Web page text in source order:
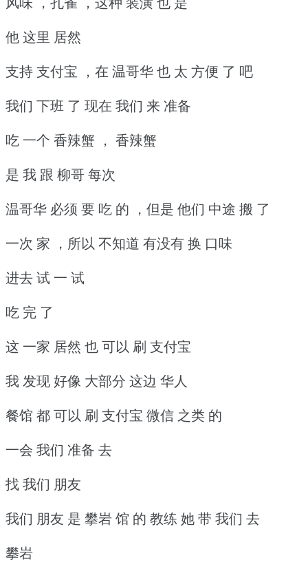
他 这里 居然
支持 支付宝 ，在 温哥华 也 太 方便 了 吧
我们 下班 了 现在 我们 来 准备
吃 一个 香辣蟹 ， 香辣蟹
是 我 跟 柳哥 每次
温哥华 必须 要 吃 的 ，但是 他们 中途 搬 了
一次 家 ，所以 不知道 有没有 换 口味
进去 试 一 试
吃 完 了
这 一家 居然 也 可以 刷 支付宝
我 发现 好像 大部分 这边 华人
餐馆 都 可以 刷 支付宝 微信 之类 的
一会 我们 准备 去
找 我们 朋友
我们 朋友 是 攀岩 馆 的 教练 她 带 我们 去
攀岩